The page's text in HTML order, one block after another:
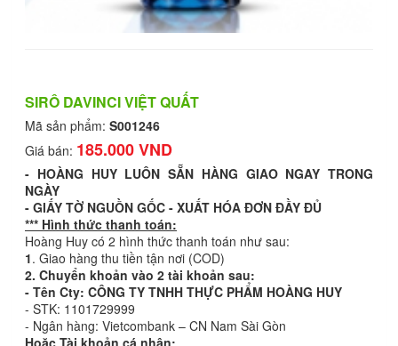
SIRÔ DAVINCI VIỆT QUẤT
Mã sản phẩm: S001246
Giá bán: 185.000 VND
- HOÀNG HUY LUÔN SẴN HÀNG GIAO NGAY TRONG
NGÀY
- GIẤY TỜ NGUỒN GỐC - XUẤT HÓA ĐƠN ĐẦY ĐỦ
*** Hình thức thanh toán:
Hoàng Huy có 2 hình thức thanh toán như sau:
1. Giao hàng thu tiền tận nơi (COD)
2. Chuyển khoản vào 2 tài khoản sau:
- Tên Cty: CÔNG TY TNHH THỰC PHẨM HOÀNG HUY
- STK: 1101729999
- Ngân hàng: Vietcombank – CN Nam Sài Gòn
Hoặc Tài khoản cá nhân: